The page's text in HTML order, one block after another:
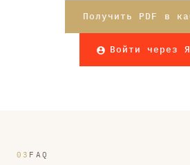
Получить PDF в
Войти через
FAQ